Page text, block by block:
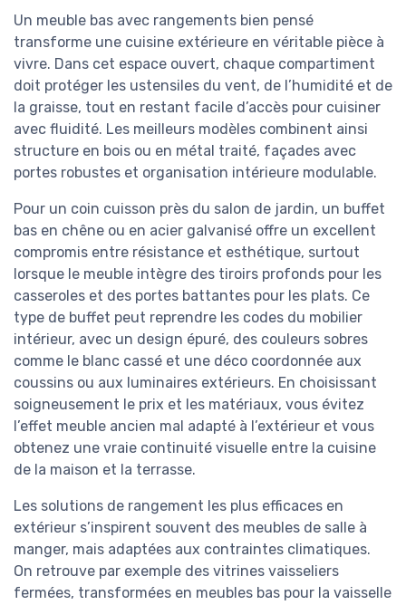
Un meuble bas avec rangements bien pensé
transforme une cuisine extérieure en véritable pièce à
vivre. Dans cet espace ouvert, chaque compartiment
doit protéger les ustensiles du vent, de l’humidité et de
la graisse, tout en restant facile d’accès pour cuisiner
avec fluidité. Les meilleurs modèles combinent ainsi
structure en bois ou en métal traité, façades avec
portes robustes et organisation intérieure modulable.
Pour un coin cuisson près du salon de jardin, un buffet
bas en chêne ou en acier galvanisé offre un excellent
compromis entre résistance et esthétique, surtout
lorsque le meuble intègre des tiroirs profonds pour les
casseroles et des portes battantes pour les plats. Ce
type de buffet peut reprendre les codes du mobilier
intérieur, avec un design épuré, des couleurs sobres
comme le blanc cassé et une déco coordonnée aux
coussins ou aux luminaires extérieurs. En choisissant
soigneusement le prix et les matériaux, vous évitez
l’effet meuble ancien mal adapté à l’extérieur et vous
obtenez une vraie continuité visuelle entre la cuisine
de la maison et la terrasse.
Les solutions de rangement les plus efficaces en
extérieur s’inspirent souvent des meubles de salle à
manger, mais adaptées aux contraintes climatiques.
On retrouve par exemple des vitrines vaisseliers
fermées, transformées en meubles bas pour la vaisselle